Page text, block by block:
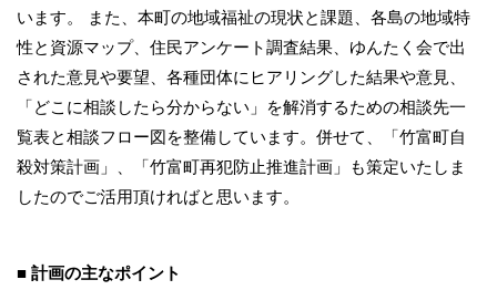
います。 また、本町の地域福祉の現状と課題、各島の地域特
性と資源マップ、住民アンケート調査結果、ゆんたく会で出
された意見や要望、各種団体にヒアリングした結果や意見、
「どこに相談したら分からない」を解消するための相談先一
覧表と相談フロー図を整備しています。併せて、「竹富町自
殺対策計画」、「竹富町再犯防止推進計画」も策定いたしま
したのでご活用頂ければと思います。
■ 計画の主なポイント